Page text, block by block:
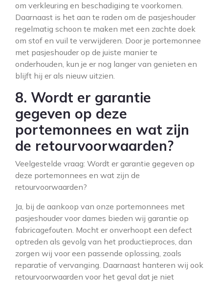
om verkleuring en beschadiging te voorkomen.
Daarnaast is het aan te raden om de pasjeshouder
regelmatig schoon te maken met een zachte doek
om stof en vuil te verwijderen. Door je portemonnee
met pasjeshouder op de juiste manier te
onderhouden, kun je er nog langer van genieten en
blijft hij er als nieuw uitzien.
8. Wordt er garantie
gegeven op deze
portemonnees en wat zijn
de retourvoorwaarden?
Veelgestelde vraag: Wordt er garantie gegeven op
deze portemonnees en wat zijn de
retourvoorwaarden?
Ja, bij de aankoop van onze portemonnees met
pasjeshouder voor dames bieden wij garantie op
fabricagefouten. Mocht er onverhoopt een defect
optreden als gevolg van het productieproces, dan
zorgen wij voor een passende oplossing, zoals
reparatie of vervanging. Daarnaast hanteren wij ook
retourvoorwaarden voor het geval dat je niet